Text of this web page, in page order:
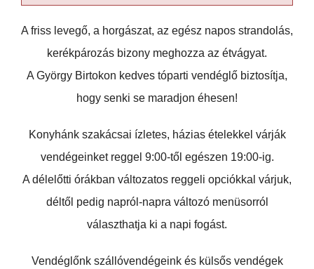
A friss levegő, a horgászat, az egész napos strandolás,
kerékpározás bizony meghozza az étvágyat.
A György Birtokon kedves tóparti vendéglő biztosítja,
hogy senki se maradjon éhesen!
Konyhánk szakácsai ízletes, házias ételekkel várják
vendégeinket reggel 9:00-től egészen 19:00-ig.
A délelőtti órákban változatos reggeli opciókkal várjuk,
déltől pedig napról-napra változó menüsorról
választhatja ki a napi fogást.
Vendéglőnk szállóvendégeink és külsős vendégek